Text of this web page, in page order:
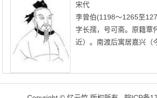
宋代
李曾伯(1198～1265至
字长孺，号可斋。原籍覃
近）。南渡后寓居嘉兴（